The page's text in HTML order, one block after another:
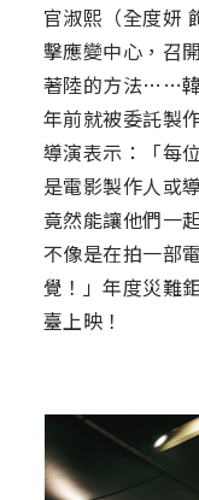
官淑熙（全度妍
擊應變中心，召
著陸的方法……韓
年前就被委託製
導演表示：「每
是電影製作人或
竟然能讓他們一
不像是在拍一部
覺！」年度災難
臺上映！